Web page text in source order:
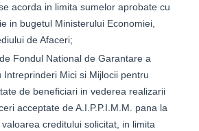
acorda in limita sumelor aprobate cu
in bugetul Ministerului Economiei,
de Afaceri;
Fondul National de Garantare a
Intreprinderi Mici si Mijlocii pentru
de beneficiari in vederea realizarii
acceptate de A.I.P.P.I.M.M. pana la
creditului solicitat, in limita